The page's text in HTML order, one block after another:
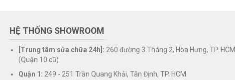
HỆ THỐNG SHOWROOM
[Trung tâm sửa chữa 24h]: 260 đường 3 Tháng 2, Hòa Hưng, TP. HCM
(Quận 10 cũ)
Quận 1: 249 - 251 Trần Quang Khải, Tân Định, TP. HCM